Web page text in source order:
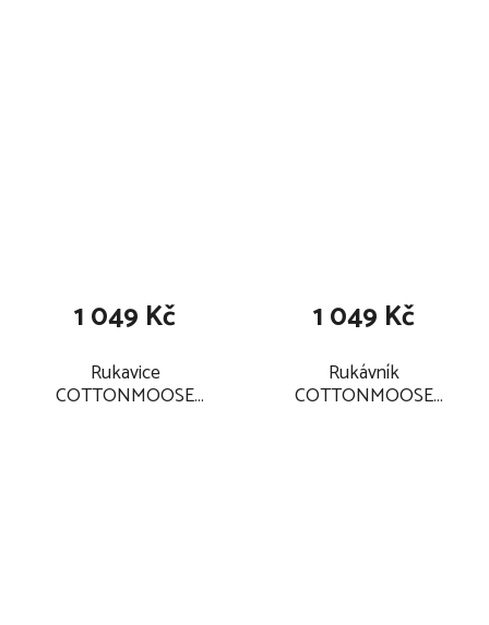
Rukavice
COTTONMOOSE
1 049 Kč
Rukávník
COTTONMOOSE
1 049 Kč